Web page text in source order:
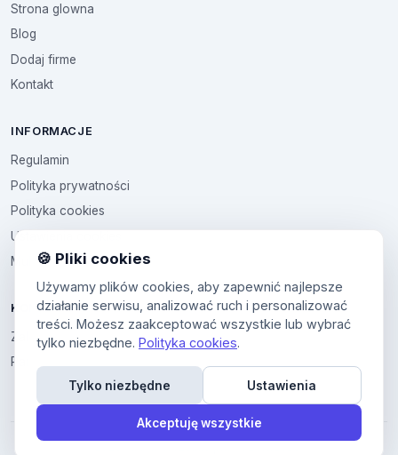
Strona glowna
Blog
Dodaj firme
Kontakt
INFORMACJE
Regulamin
Polityka prywatności
Polityka cookies
Ustawienia cookies
Multikod
KONTO
Zaloguj sie
Panel uzytkownika
🍪 Pliki cookies
Używamy plików cookies, aby zapewnić najlepsze
działanie serwisu, analizować ruch i personalizować
treści. Możesz zaakceptować wszystkie lub wybrać
tylko niezbędne. Polityka cookies.
Tylko niezbędne Ustawienia
Akceptuję wszystkie